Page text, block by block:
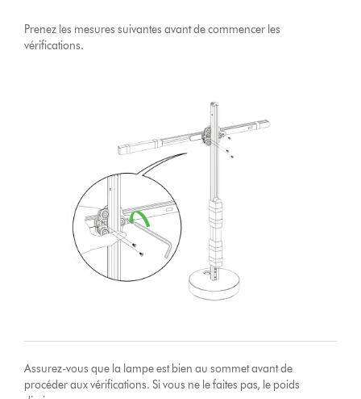
Prenez les mesures suivantes avant de commencer les
vérifications.
Assurez-vous que la lampe est bien au sommet avant de
procéder aux vérifications. Si vous ne le faites pas, le poids